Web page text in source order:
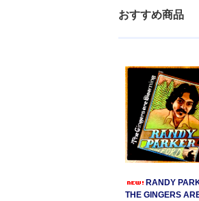
おすすめ商品
RANDY
THE GINGERS